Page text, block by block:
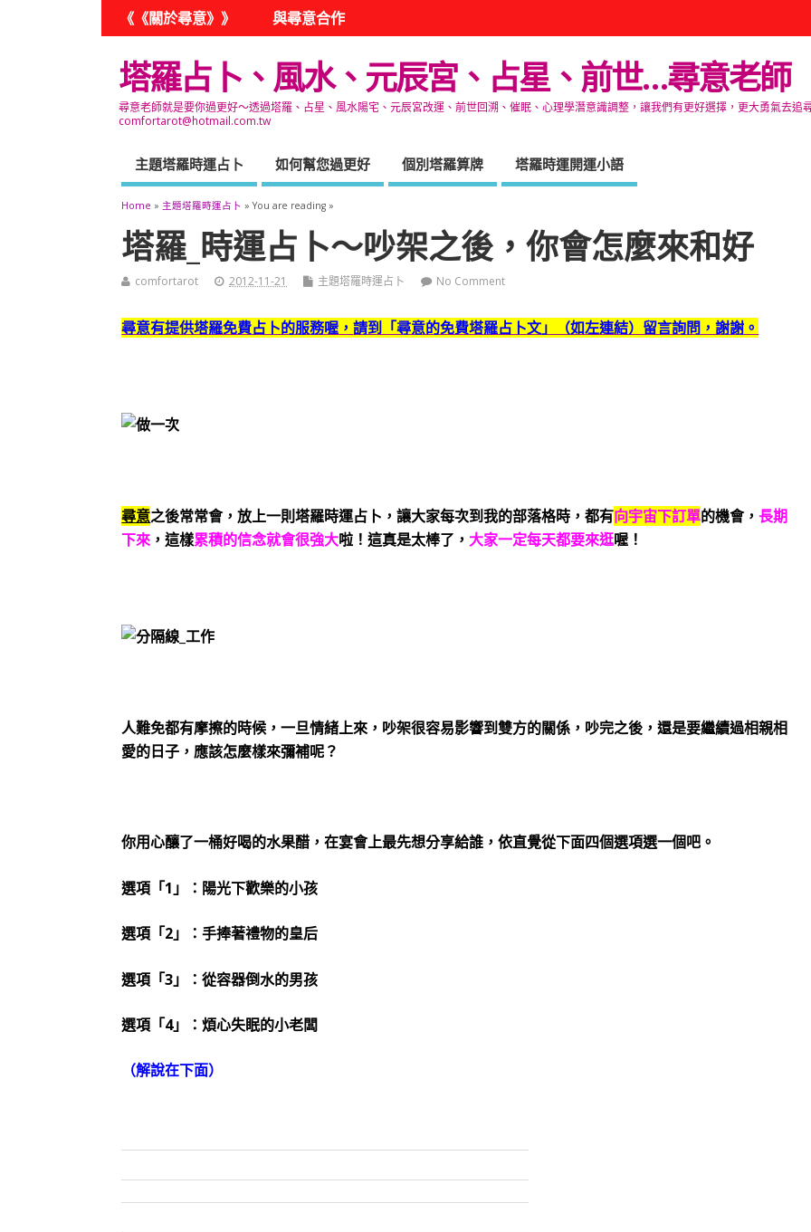
《《關於尋意》》 與尋意合作
塔羅占卜、風水、元辰宮、占星、前世…尋意老師
尋意老師就是要你過更好～透過塔羅、占星、風水陽宅、元辰宮改運、前世回溯、催眠、心理學潛意識調整，讓我們有更好選擇，更大勇氣去
comfortarot@hotmail.com.tw
主題塔羅時運占卜 如何幫您過更好 個別塔羅算牌 塔羅時運開運小語
Home » 主題塔羅時運占卜 » You are reading »
塔羅_時運占卜～吵架之後，你會怎麼來和好
comfortarot 2012-11-21 主題塔羅時運占卜 No Comment
尋意有提供塔羅免費占卜的服務喔，請到「尋意的免費塔羅占卜文」（如左連結）留言詢問，謝謝。
尋意之後常常會，放上一則塔羅時運占卜，讓大家每次到我的部落格時，都有向宇宙下訂單的機會，長期
下來 ，這樣累積的信念就會很強大啦！這真是太棒了， 大家一定每天都要來逛喔！
人難免都有摩擦的時候，一旦情緒上來，吵架很容易影響到雙方的關係，吵完之後，還是要繼續過相親相
愛的日子，應該怎麼樣來彌補呢？
你用心釀了一桶好喝的水果醋，在宴會上最先想分享給誰，依直覺從下面四個選項選一個吧。
選項「1」：陽光下歡樂的小孩
選項「2」：手捧著禮物的皇后
選項「3」：從容器倒水的男孩
選項「4」：煩心失眠的小老闆
（解說在下面）